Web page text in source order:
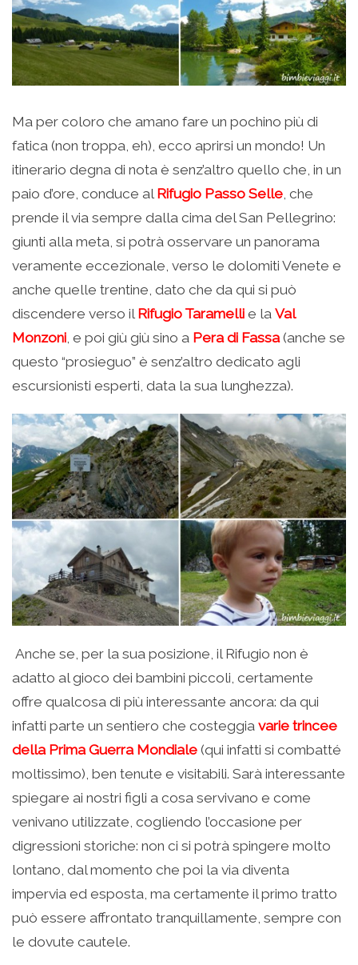
Ma per coloro che amano fare un pochino più di
fatica (non troppa, eh), ecco aprirsi un mondo! Un
itinerario degna di nota è senz’altro quello che, in un
paio d’ore, conduce al Rifugio Passo Selle, che
prende il via sempre dalla cima del San Pellegrino:
giunti alla meta, si potrà osservare un panorama
veramente eccezionale, verso le dolomiti Venete e
anche quelle trentine, dato che da qui si può
discendere verso il Rifugio Taramelli e la Val
Monzoni, e poi giù giù sino a Pera di Fassa (anche se
questo “prosieguo” è senz’altro dedicato agli
escursionisti esperti, data la sua lunghezza).
Anche se, per la sua posizione, il Rifugio non è
adatto al gioco dei bambini piccoli, certamente
offre qualcosa di più interessante ancora: da qui
infatti parte un sentiero che costeggia varie trincee
della Prima Guerra Mondiale (qui infatti si combatté
moltissimo), ben tenute e visitabili. Sarà interessante
spiegare ai nostri figli a cosa servivano e come
venivano utilizzate, cogliendo l’occasione per
digressioni storiche: non ci si potrà spingere molto
lontano, dal momento che poi la via diventa
impervia ed esposta, ma certamente il primo tratto
può essere affrontato tranquillamente, sempre con
le dovute cautele.